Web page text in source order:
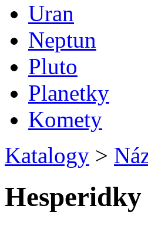
Uran
Neptun
Pluto
Planetky
Komety
Katalogy >
Hesperidky